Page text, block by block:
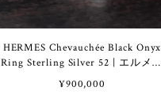
HERMES Chevauchée Black Onyx
Ring Sterling Silver 52 | エルメス
シュヴォシェ ブラック オニキス
リング スターリング シルバー
¥900,000